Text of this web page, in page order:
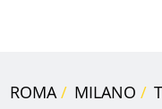
ROMA MILANO